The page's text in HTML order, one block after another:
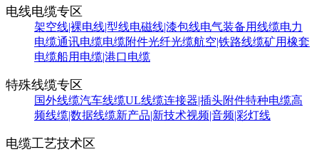
电线电缆专区
架空线|裸电线|型线电磁线|漆包线电气装备用线缆电力
电缆通讯电缆电缆附件光纤光缆航空|铁路线缆矿用橡套
电缆船用电缆|港口电缆
特殊线缆专区
国外线缆汽车线缆UL线缆连接器|插头附件特种电缆高
频线缆|数据线缆新产品|新技术视频|音频|彩灯线
电缆工艺技术区